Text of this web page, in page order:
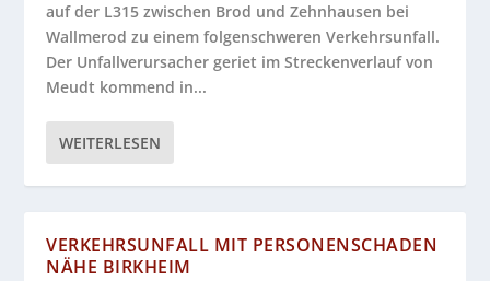
auf der L315 zwischen Brod und Zehnhausen bei
Wallmerod zu einem folgenschweren Verkehrsunfall.
Der Unfallverursacher geriet im Streckenverlauf von
Meudt kommend in...
WEITERLESEN
VERKEHRSUNFALL MIT PERSONENSCHADEN
NÄHE BIRKHEIM